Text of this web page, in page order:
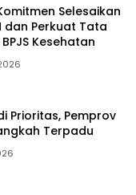
Selesaikan
dan Perkuat Tata
Kesehatan
Prioritas, Pemprov
Terpadu